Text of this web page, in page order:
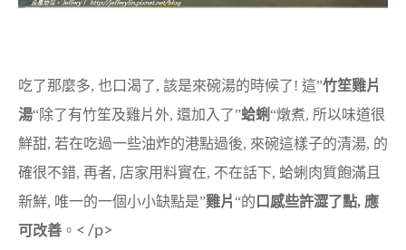
吃了那麼多, 也口渴了, 該是來碗湯的時候了! 這”竹笙雞片
湯“除了有竹笙及雞片外, 還加入了”蛤蜊“燉煮, 所以味道很
鮮甜, 若在吃過一些油炸的港點過後, 來碗這樣子的清湯, 的
確很不錯, 再者, 店家用料實在, 不在話下, 蛤蜊肉質飽滿且
新鮮, 唯一的一個小小缺點是”雞片“的 口感些許澀了點, 應
可改善 。 < /p>